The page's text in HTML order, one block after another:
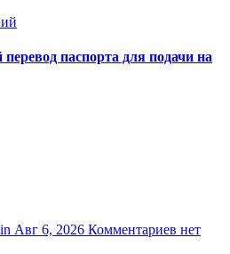
паспорта для подачи на
Авг 6, 2026 Комментариев нет